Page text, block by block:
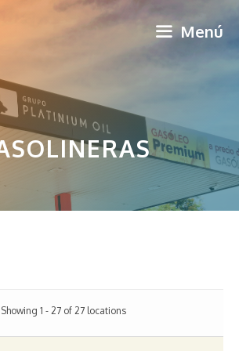
Menú
Showing 1 - 27 of 27 locations